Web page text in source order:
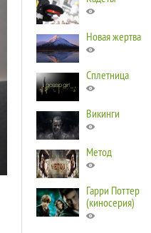
Новая жертва
Сплетница
Викинги
Метод
Гарри Поттер
(киносерия)